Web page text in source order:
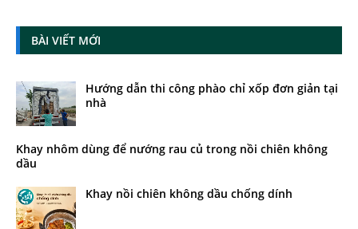
BÀI VIẾT MỚI
Hướng dẫn thi công phào chỉ xốp đơn giản tại
nhà
Khay nhôm dùng để nướng rau củ trong nồi chiên không
dầu
Khay nồi chiên không dầu chống dính